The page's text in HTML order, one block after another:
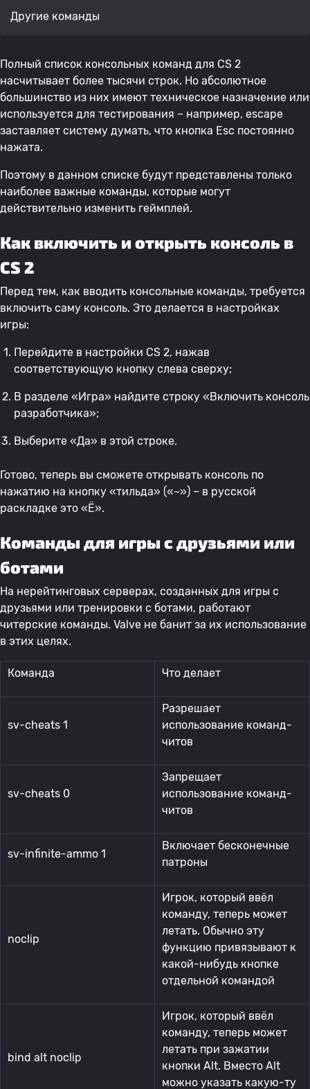
Другие команды
Полный список консольных команд для CS 2
насчитывает более тысячи строк. Но абсолютное
большинство из них имеют техническое назначение или
используется для тестирования – например, escape
заставляет систему думать, что кнопка Esc постоянно
нажата.
Поэтому в данном списке будут представлены только
наиболее важные команды, которые могут
действительно изменить геймплей.
Как включить и открыть консоль в
CS 2
Перед тем, как вводить консольные команды, требуется
включить саму консоль. Это делается в настройках
игры:
Перейдите в настройки CS 2, нажав
соответствующую кнопку слева сверху;
В разделе «Игра» найдите строку «Включить консоль
разработчика»;
Выберите «Да» в этой строке.
Готово, теперь вы сможете открывать консоль по
нажатию на кнопку «тильда» («~») – в русской
раскладке это «Ё».
Команды для игры с друзьями или
ботами
На нерейтинговых серверах, созданных для игры с
друзьями или тренировки с ботами, работают
читерские команды. Valve не банит за их использование
в этих целях.
Команда Что делает
sv-cheats 1
Разрешает
использование команд-
читов
sv-cheats 0
Запрещает
использование команд-
читов
sv-infinite-ammo 1
Включает бесконечные
патроны
noclip
Игрок, который ввёл
команду, теперь может
летать. Обычно эту
функцию привязывают к
какой-нибудь кнопке
отдельной командой
bind alt noclip
Игрок, который ввёл
команду, теперь может
летать при зажатии
кнопки Alt. Вместо Alt
можно указать какую-ту